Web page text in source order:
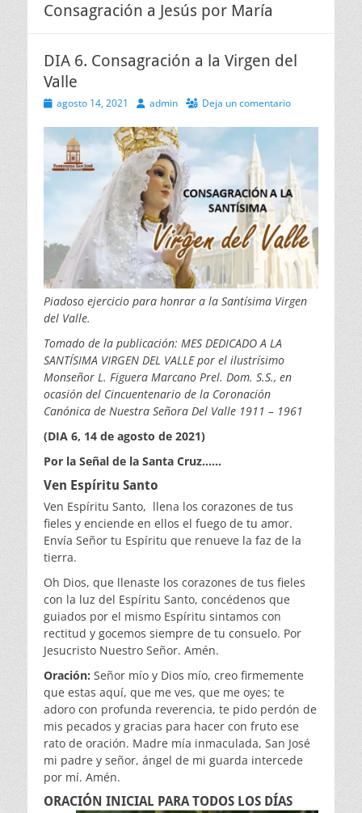
Consagración a Jesús por María
DIA 6. Consagración a la Virgen del
Valle
Publicado
agosto 14, 2021 Autoradmin Deja un comentario
Piadoso ejercicio para honrar a la Santísima Virgen
del Valle.
Tomado de la publicación: MES DEDICADO A LA
SANTÍSIMA VIRGEN DEL VALLE por el ilustrísimo
Monseñor L. Figuera Marcano Prel. Dom. S.S., en
ocasión del Cincuentenario de la Coronación
Canónica de Nuestra Señora Del Valle 1911 – 1961
(DIA 6, 14 de agosto de 2021)
Por la Señal de la Santa Cruz……
Ven Espíritu Santo
Ven Espíritu Santo, llena los corazones de tus
fieles y enciende en ellos el fuego de tu amor.
Envía Señor tu Espíritu que renueve la faz de la
tierra.
Oh Dios, que llenaste los corazones de tus fieles
con la luz del Espíritu Santo, concédenos que
guiados por el mismo Espíritu sintamos con
rectitud y gocemos siempre de tu consuelo. Por
Jesucristo Nuestro Señor. Amén.
Oración: Señor mío y Dios mío, creo firmemente
que estas aquí, que me ves, que me oyes; te
adoro con profunda reverencia, te pido perdón de
mis pecados y gracias para hacer con fruto ese
rato de oración. Madre mía inmaculada, San José
mi padre y señor, ángel de mi guarda intercede
por mí. Amén.
ORACIÓN INICIAL PARA TODOS LOS DÍAS